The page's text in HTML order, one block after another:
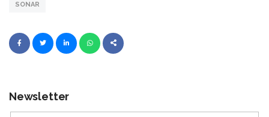
SONAR
Newsletter